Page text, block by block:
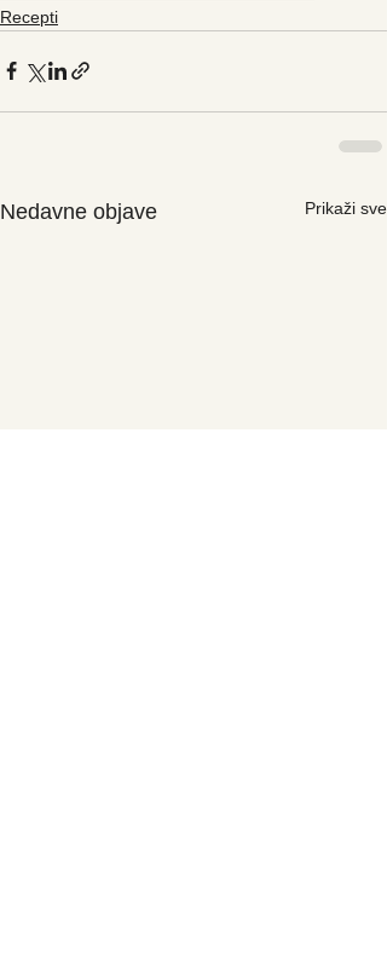
Recepti
Nedavne objave Prikaži sve